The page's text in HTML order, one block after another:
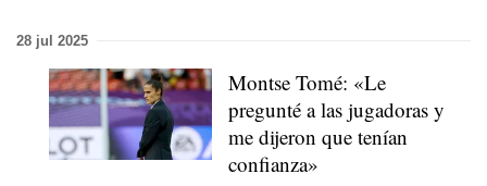
28 jul 2025
Montse Tomé: «Le
pregunté a las jugadoras y
me dijeron que tenían
confianza»